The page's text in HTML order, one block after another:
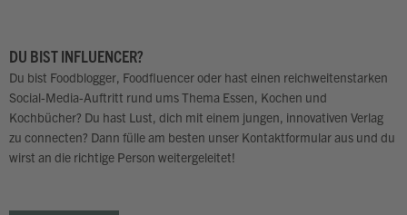
DU BIST INFLUENCER?
Du bist Foodblogger, Foodfluencer oder hast einen reichweitenstarken
Social-Media-Auftritt rund ums Thema Essen, Kochen und
Kochbücher? Du hast Lust, dich mit einem jungen, innovativen Verlag
zu connecten? Dann fülle am besten unser Kontaktformular aus und du
wirst an die richtige Person weitergeleitet!